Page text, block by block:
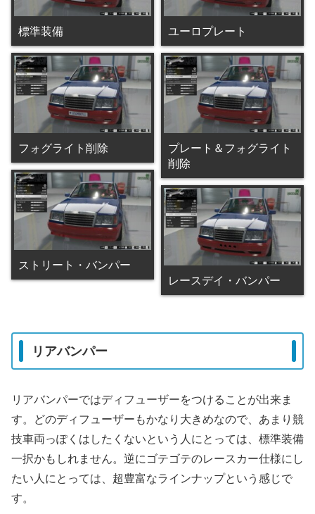
標準装備 ユーロプレート
フォグライト削除
プレート＆フォグライト
削除
ストリート・バンパー
レースデイ・バンパー
リアバンパー
リアバンパーではディフューザーをつけることが出来ま
す。どのディフューザーもかなり大きめなので、あまり競
技車両っぽくはしたくないという人にとっては、標準装備
一択かもしれません。逆にゴテゴテのレースカー仕様にし
たい人にとっては、超豊富なラインナップという感じで
す。